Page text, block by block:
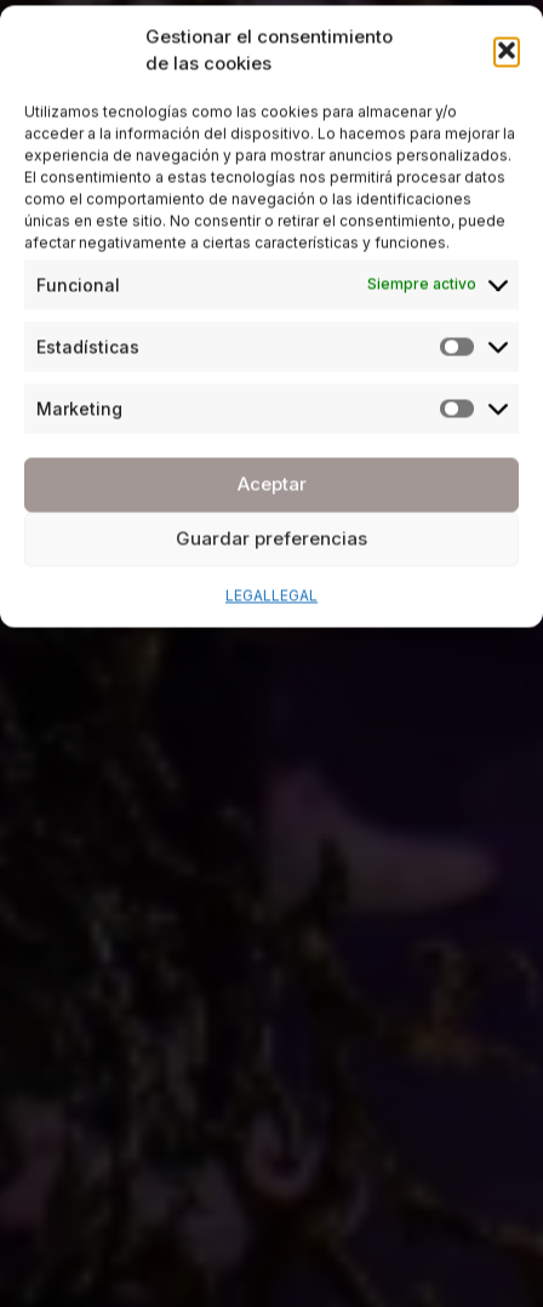
Gestionar el consentimiento
de las cookies
Utilizamos tecnologías como las cookies para almacenar y/o
acceder a la información del dispositivo. Lo hacemos para mejorar la
experiencia de navegación y para mostrar anuncios personalizados.
El consentimiento a estas tecnologías nos permitirá procesar datos
como el comportamiento de navegación o las identificaciones
únicas en este sitio. No consentir o retirar el consentimiento, puede
afectar negativamente a ciertas características y funciones.
Funcional Siempre activo
Estadísticas
Marketing
Aceptar
Guardar preferencias
LEGALLEGAL